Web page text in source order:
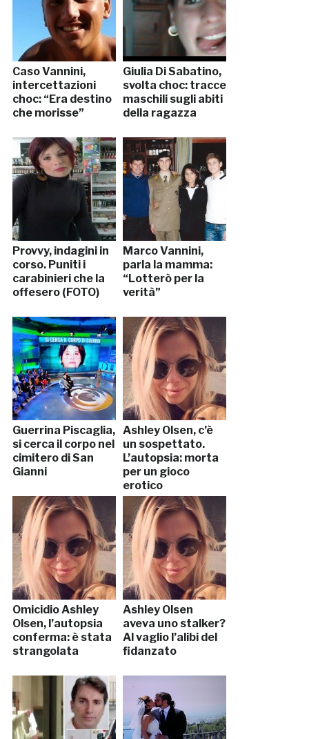
Caso Vannini,
intercettazioni
choc: “Era destino
che morisse”
Giulia Di Sabatino,
svolta choc: tracce
maschili sugli abiti
della ragazza
Provvy, indagini in
corso. Puniti i
carabinieri che la
offesero (FOTO)
Marco Vannini,
parla la mamma:
“Lotterò per la
verità”
Guerrina Piscaglia,
si cerca il corpo nel
cimitero di San
Gianni
Ashley Olsen, c’è
un sospettato.
L’autopsia: morta
per un gioco
erotico
Omicidio Ashley
Olsen, l’autopsia
conferma: è stata
strangolata
Ashley Olsen
aveva uno stalker?
Al vaglio l’alibi del
fidanzato